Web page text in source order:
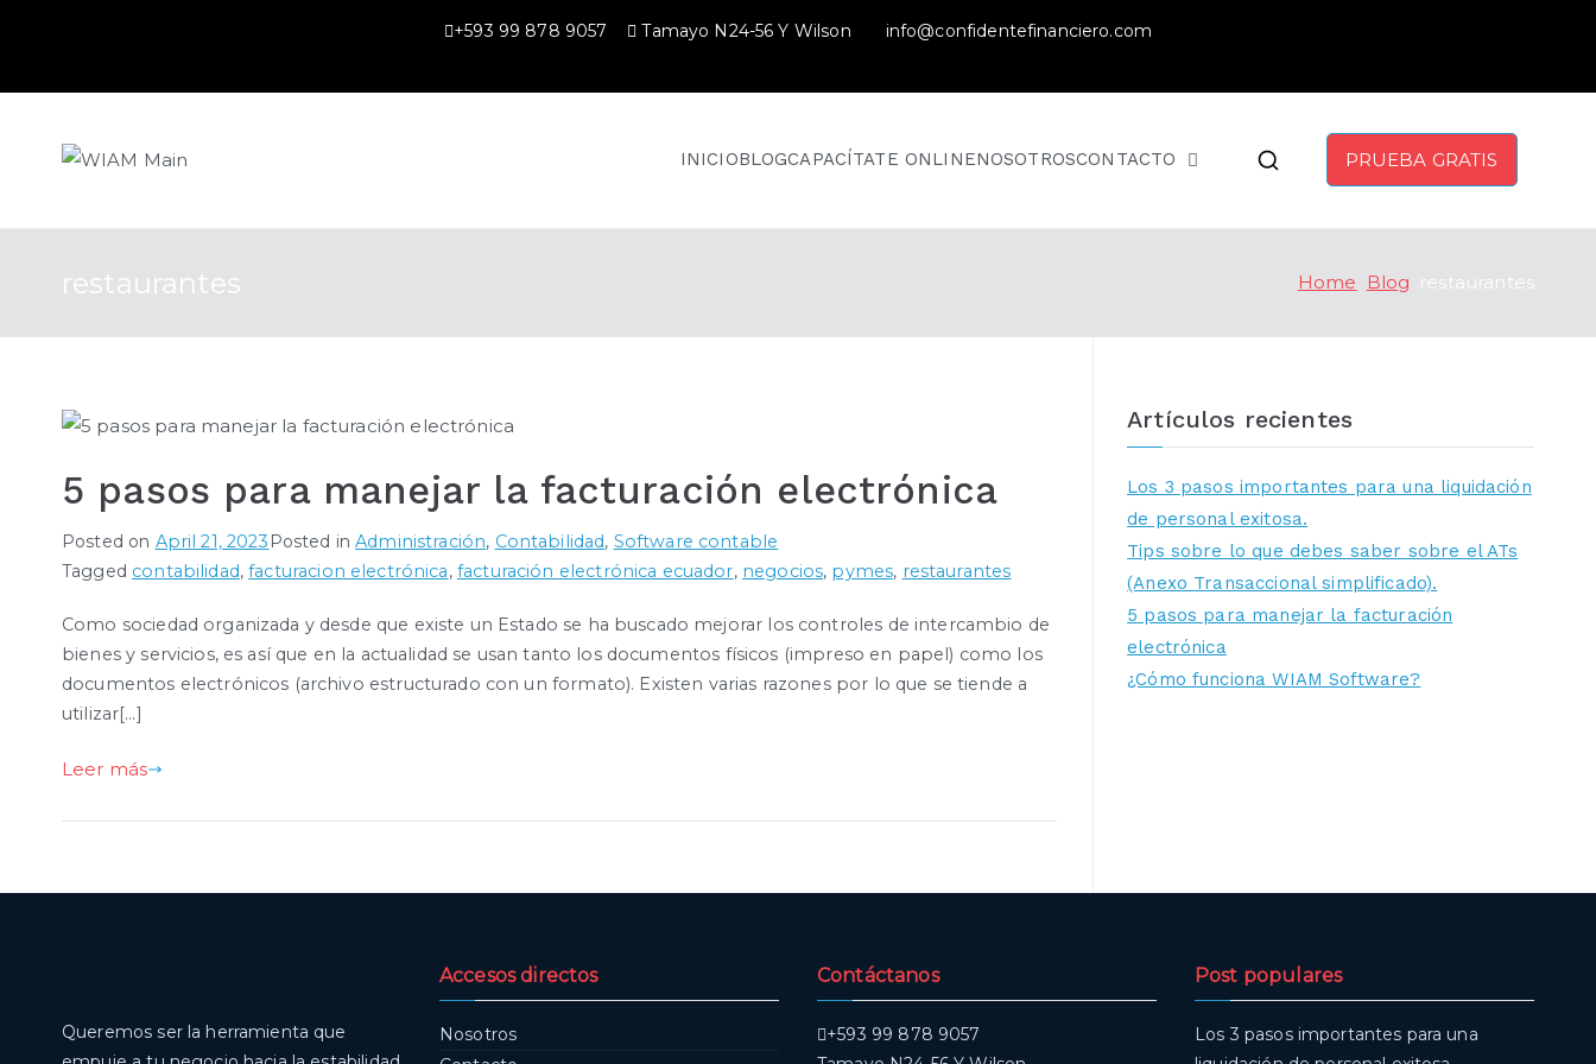
+593 99 878 9057 Tamayo N24-56 Y Wilson info@confidentefinanciero.com
INICIOBLOGCAPACÍTATE ONLINENOSOTROSCONTACTO PRUEBA GRATIS
restaurantes Home Blog restaurantes
5 pasos para manejar la facturación electrónica
Posted on April 21, 2023 Posted inAdministración, Contabilidad, Software contable
Tagged contabilidad,facturacion electrónica, facturación electrónica ecuador, negocios, pymes, restaurantes
Como sociedad organizada y desde que existe un Estado se ha buscado mejorar los controles de intercambio de
bienes y servicios, es así que en la actualidad se usan tanto los documentos físicos (impreso en papel) como los
documentos electrónicos (archivo estructurado con un formato). Existen varias razones por lo que se tiende a
utilizar[…]
Leer más
Artículos recientes
Los 3 pasos importantes para una liquidación
de personal exitosa.
Tips sobre lo que debes saber sobre el ATs
(Anexo Transaccional simplificado).
5 pasos para manejar la facturación
electrónica
¿Cómo funciona WIAM Software?
Queremos ser la herramienta que
Accesos directos
Nosotros
Contáctanos
+593 99 878 9057
Post populares
Los 3 pasos importantes para una